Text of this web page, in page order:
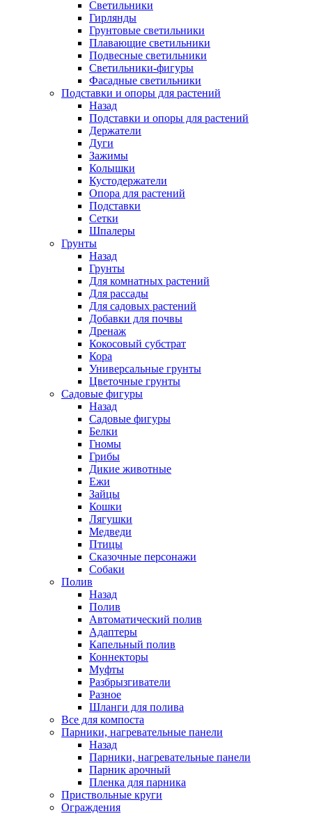
Светильники
Гирлянды
Грунтовые светильники
Плавающие светильники
Подвесные светильники
Светильники-фигуры
Фасадные светильники
Подставки и опоры для растений
Назад
Подставки и опоры для растений
Держатели
Дуги
Зажимы
Колышки
Кустодержатели
Опора для растений
Подставки
Сетки
Шпалеры
Грунты
Назад
Грунты
Для комнатных растений
Для рассады
Для садовых растений
Добавки для почвы
Дренаж
Кокосовый субстрат
Кора
Универсальные грунты
Цветочные грунты
Садовые фигуры
Назад
Садовые фигуры
Белки
Гномы
Грибы
Дикие животные
Ежи
Зайцы
Кошки
Лягушки
Медведи
Птицы
Сказочные персонажи
Собаки
Полив
Назад
Полив
Автоматический полив
Адаптеры
Капельный полив
Коннекторы
Муфты
Разбрызгиватели
Разное
Шланги для полива
Все для компоста
Парники, нагревательные панели
Назад
Парники, нагревательные панели
Парник арочный
Пленка для парника
Приствольные круги
Ограждения